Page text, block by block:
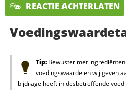
REACTIE ACHTERLATEN
Tip:Bewuster met
voedingswaarde en wij geven
bijdrage heeft in desbetreffende